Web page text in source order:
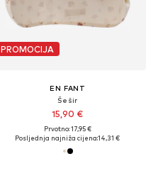
PROMOCIJA
EN FANT
Šešir
15,90 €
Prvotno: 17,95 €
Posljednja najniža cijena:14,31 €